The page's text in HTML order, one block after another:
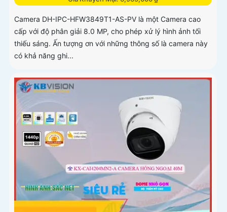
Camera DH-IPC-HFW3849T1-AS-PV là một Camera cao
cấp với độ phân giải 8.0 MP, cho phép xử lý hình ảnh tối
thiếu sáng. Ấn tượng ơn với những thông số là camera này
có khả năng ghi...